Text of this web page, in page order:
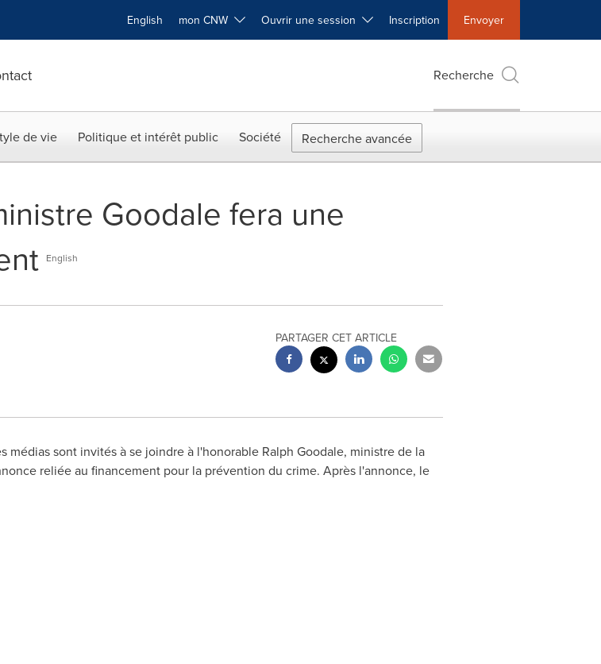
English mon CNW Ouvrir une session Inscription Envoyer
Recherche
de vie Politique et intérêt public Société Recherche avancée
Goodale fera une
English
PARTAGER CET ARTICLE
médias sont invités à se joindre à l'honorable Ralph Goodale, ministre de la
reliée au financement pour la prévention du crime. Après l'annonce, le